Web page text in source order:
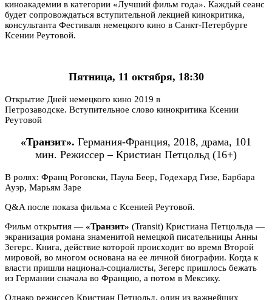
киноакадемии в категории «Лучший фильм года». Каждый сеанс
будет сопровождаться вступительной лекцией кинокритика,
консультанта Фестиваля немецкого кино в Санкт-Петербурге
Ксении Реутовой.
Пятница, 11 октября, 18:30
Открытие Дней немецкого кино 2019 в
Петрозаводске. Вступительное слово кинокритика Ксении
Реутовой
«Транзит». Германия-Франция, 2018, драма, 101
мин. Режиссер – Кристиан Петцольд (16+)
В ролях: Франц Роговски, Паула Беер, Годехард Гизе, Барбара
Ауэр, Марьям Заре
Q&A после показа фильма с Ксенией Реутовой.
Фильм открытия — «Транзит» (Transit) Кристиана Петцольда —
экранизация романа знаменитой немецкой писательницы Анны
Зегерс. Книга, действие которой происходит во время Второй
мировой, во многом основана на ее личной биографии. Когда к
власти пришли национал-социалисты, Зегерс пришлось бежать
из Германии сначала во Францию, а потом в Мексику.
Однако режиссер Кристиан Петцольд, один из важнейших